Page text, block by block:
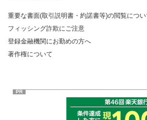
重要な書面(取引説明書・約諾書等)の閲覧につ
フィッシング詐欺にご注意
登録金融機関にお勤めの方へ
著作権について
PR